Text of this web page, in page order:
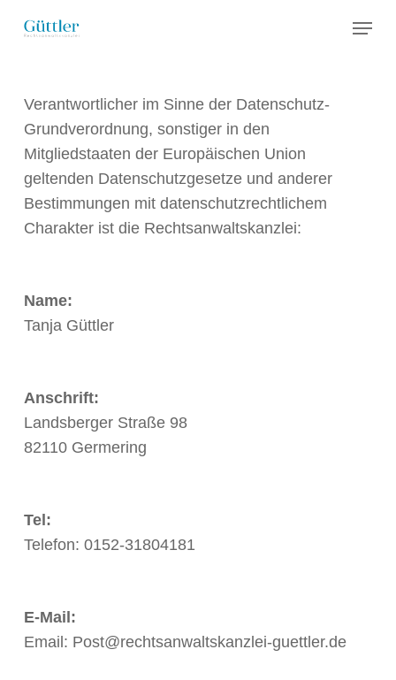
Menu
Verantwortlicher im Sinne der Datenschutz-
Grundverordnung, sonstiger in den
Mitgliedstaaten der Europäischen Union
geltenden Datenschutzgesetze und anderer
Bestimmungen mit datenschutzrechtlichem
Charakter ist die Rechtsanwaltskanzlei:
Name:
Tanja Güttler
Anschrift:
Landsberger Straße 98
82110 Germering
Tel:
Telefon: 0152-31804181
E-Mail:
Email: Post@rechtsanwaltskanzlei-guettler.de